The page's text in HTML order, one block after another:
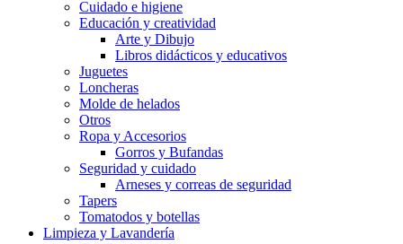
Cuidado e higiene
Educación y creatividad
Arte y Dibujo
Libros didácticos y educativos
Juguetes
Loncheras
Molde de helados
Otros
Ropa y Accesorios
Gorros y Bufandas
Seguridad y cuidado
Arneses y correas de seguridad
Tapers
Tomatodos y botellas
Limpieza y Lavandería